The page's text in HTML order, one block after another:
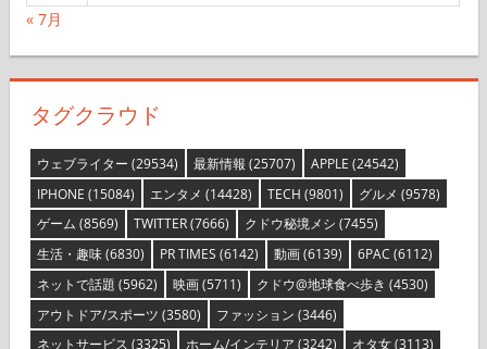
31
ウェブライター(29534) 最新情報(25707) APPLE
(24542)
IPHONE(15084) エンタメ(14428) TECH(9801) グルメ
ゲーム (8569) TWITTER(7666) クドウ秘境メシ(7455)
生活・趣味(6830) PR TIMES(6142) 動画(6139) 6PAC (6112)
ネットで話題(5962) 映画(5711) クドウ@地球食べ歩き
アウトドア/スポーツ(3580) ファッション (3446)